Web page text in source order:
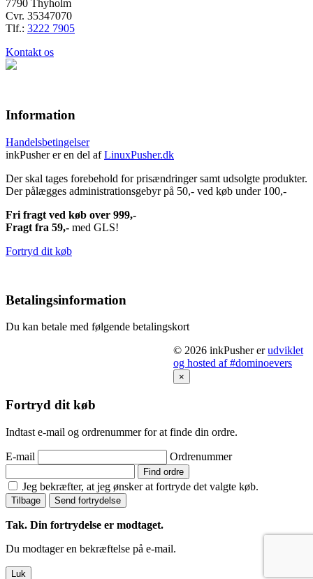
7790 Thyholm
Cvr. 35347070
Tlf.: 3222 7905
Kontakt os
Information
Handelsbetingelser
inkPusher er en del afLinuxPusher.dk
Der skal tages forebehold for prisændringer samt udsolgte produkter.
Der pålægges administrationsgebyr på 50,- ved køb under 100,-
Fri fragt ved køb over 999,-
Fragt fra 59,- med GLS!
Fortryd dit køb
Betalingsinformation
Du kan betale med følgende betalingskort
© 2026 inkPusher erudviklet
og hosted af #dominoevers
×
Fortryd dit køb
Indtast e-mail og ordrenummer for at finde din ordre.
E-mail Ordrenummer
Find ordre
Jeg bekræfter, at jeg ønsker at fortryde det valgte køb.
Tilbage Send fortrydelse
Tak. Din fortrydelse er modtaget.
Du modtager en bekræftelse på e-mail.
Luk